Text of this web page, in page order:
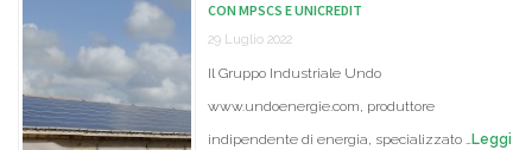
CON MPSCS E UNICREDIT
29 Luglio 2022
Il Gruppo Industriale Undo
www.undoenergie.com, produttore
indipendente di energia, specializzato …Leggi